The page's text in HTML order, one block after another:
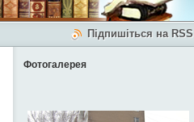
Підпишіться на RSS
Фотогалерея